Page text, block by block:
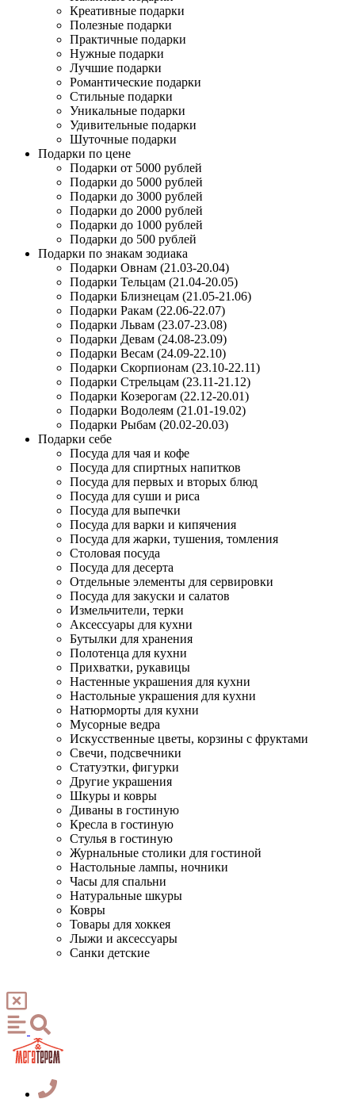
Креативные подарки
Полезные подарки
Практичные подарки
Нужные подарки
Лучшие подарки
Романтические подарки
Стильные подарки
Уникальные подарки
Удивительные подарки
Шуточные подарки
Подарки по цене
Подарки от 5000 рублей
Подарки до 5000 рублей
Подарки до 3000 рублей
Подарки до 2000 рублей
Подарки до 1000 рублей
Подарки до 500 рублей
Подарки по знакам зодиака
Подарки Овнам (21.03-20.04)
Подарки Тельцам (21.04-20.05)
Подарки Близнецам (21.05-21.06)
Подарки Ракам (22.06-22.07)
Подарки Львам (23.07-23.08)
Подарки Девам (24.08-23.09)
Подарки Весам (24.09-22.10)
Подарки Скорпионам (23.10-22.11)
Подарки Стрельцам (23.11-21.12)
Подарки Козерогам (22.12-20.01)
Подарки Водолеям (21.01-19.02)
Подарки Рыбам (20.02-20.03)
Подарки себе
Посуда для чая и кофе
Посуда для спиртных напитков
Посуда для первых и вторых блюд
Посуда для суши и риса
Посуда для выпечки
Посуда для варки и кипячения
Посуда для жарки, тушения, томления
Столовая посуда
Посуда для десерта
Отдельные элементы для сервировки
Посуда для закуски и салатов
Измельчители, терки
Аксессуары для кухни
Бутылки для хранения
Полотенца для кухни
Прихватки, рукавицы
Настенные украшения для кухни
Настольные украшения для кухни
Натюрморты для кухни
Мусорные ведра
Искусственные цветы, корзины с фруктами
Свечи, подсвечники
Статуэтки, фигурки
Другие украшения
Шкуры и ковры
Диваны в гостиную
Кресла в гостиную
Стулья в гостиную
Журнальные столики для гостиной
Настольные лампы, ночники
Часы для спальни
Натуральные шкуры
Ковры
Товары для хоккея
Лыжи и аксессуары
Санки детские